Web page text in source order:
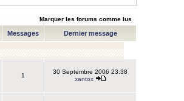
Marquer les forums comme lus
Messages Dernier message
1
30 Septembre 2006 23:38
xantox